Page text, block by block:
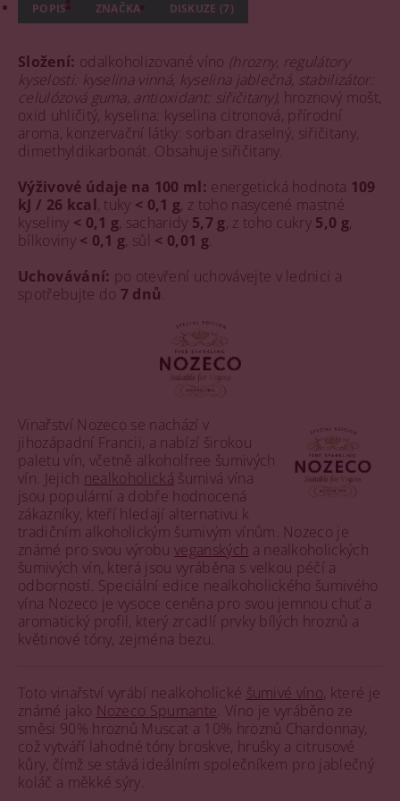
POPIS ZNAČKA DISKUZE (7)
Složení: odalkoholizované víno (hrozny, regulátory
kyselosti: kyselina vinná, kyselina jablečná, stabilizátor:
celulózová guma, antioxidant: siřičitany), hroznový mošt,
oxid uhličitý, kyselina: kyselina citronová, přírodní
aroma, konzervační látky: sorban draselný, siřičitany,
dimethyldikarbonát. Obsahuje siřičitany.
Výživové údaje na 100 ml: energetická hodnota 109
kJ / 26 kcal, tuky < 0,1 g, z toho nasycené mastné
kyseliny < 0,1 g, sacharidy 5,7 g, z toho cukry 5,0 g,
bílkoviny < 0,1 g, sůl < 0,01 g.
Uchovávání: po otevření uchovávejte v lednici a
spotřebujte do 7 dnů
Vinařství Nozeco se nachází v
jihozápadní Francii, a nabízí širokou
paletu vín, včetně alkoholfree šumivých
vín. Jejich nealkoholická šumivá vína
jsou populární a dobře hodnocená
zákazníky, kteří hledají alternativu k
tradičním alkoholickým šumivým vínům. Nozeco je
známé pro svou výrobuveganských a nealkoholických
šumivých vín, která jsou vyráběna s velkou péčí a
odborností. Speciální edice nealkoholického šumivého
vína Nozeco je vysoce ceněna pro svou jemnou chuť a
aromatický profil, který zrcadlí prvky bílých hroznů a
květinové tóny, zejména bezu​​.
Toto vinařství vyrábí nealkoholické šumivé víno, které je
známé jako Nozeco Spumante . Víno je vyráběno ze
směsi 90% hroznů Muscat a 10% hroznů Chardonnay,
což vytváří lahodné tóny broskve, hrušky a citrusové
kůry, čímž se stává ideálním společníkem pro jablečný
koláč a měkké sýry​​.